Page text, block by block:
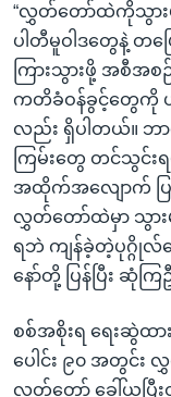
“လွှတ်တော်ထဲကိုသွား
ပါတီမူဝါဒတွေနဲ့ တပ
ကြားသွားဖို့ အစီ
ကတိခံဝန်ခွင့်တွေကို ယူ
လည်း ရှိပါတယ်။
ကြမ်းတွေ တင်သွင်
အထိုက်အလျောက် ပြုစု
လွှတ်တော်ထဲမှာ သွား
ရဘဲ ကျန်ခဲ့တဲ့ပုဂ္ဂိုလ်
နော်တို့ ပြန်ပြီး ဆုံကြ
စစ်အစိုးရ ရေးဆွဲထ
ပေါင်း ၉၀ အတွင်း
လွှတ်တော် ခေါ်ယူပြီ